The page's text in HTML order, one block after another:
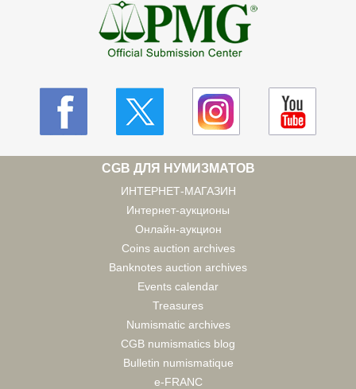
CGB ДЛЯ НУМИЗМАТОВ
ИНТЕРНЕТ-МАГАЗИН
Интернет-аукционы
Онлайн-аукцион
Coins auction archives
Banknotes auction archives
Events calendar
Treasures
Numismatic archives
CGB numismatics blog
Bulletin numismatique
e-FRANC